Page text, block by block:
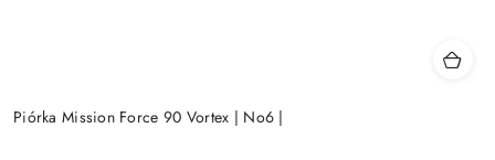
Piórka Mission Force 90 Vortex | No6 |